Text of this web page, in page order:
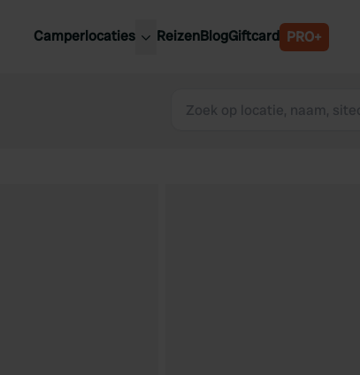
Camperlocaties
Luxemburg
ReizenBlogGiftcard PRO+